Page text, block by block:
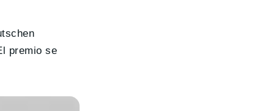
premio se